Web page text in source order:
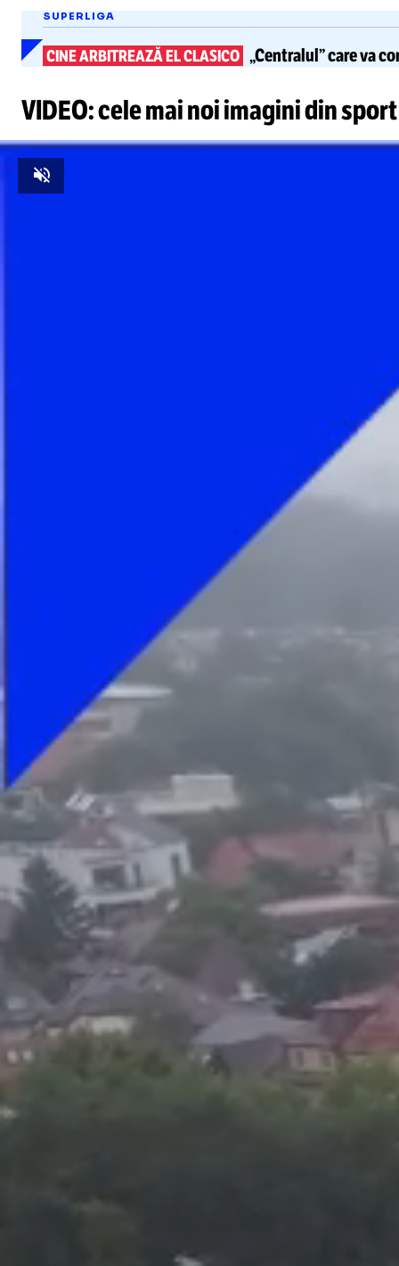
SUPERLIGA
CINE ARBITREAZĂ EL CLASICO „Centralul” care va
VIDEO: cele mai noi imagini din sport
Unmute